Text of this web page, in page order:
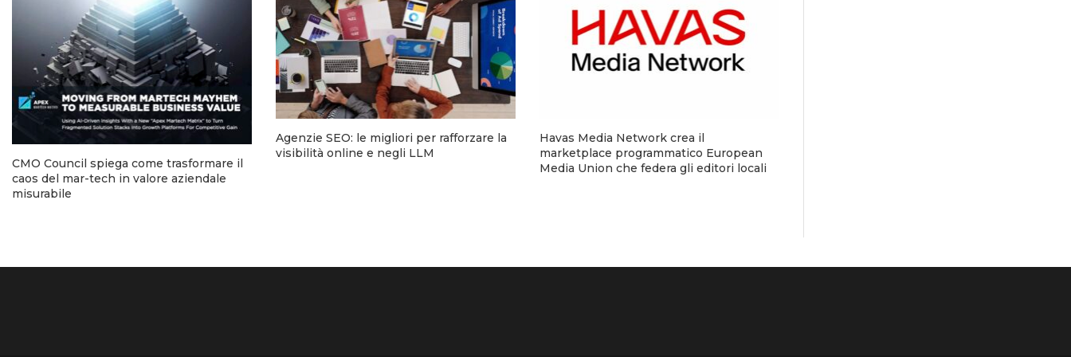
CMO Council spiega come trasformare il
caos del mar-tech in valore aziendale
misurabile
Agenzie SEO: le migliori per rafforzare la
visibilità online e negli LLM
Havas Media Network crea il
marketplace programmatico European
Media Union che federa gli editori locali